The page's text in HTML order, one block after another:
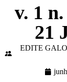
v. 1
21
EDITE